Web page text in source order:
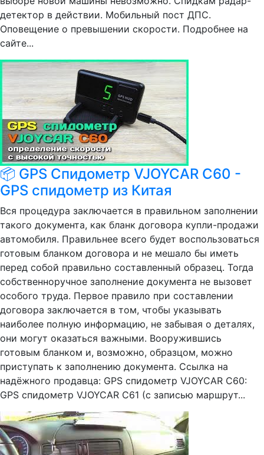
детектор в действии. Мобильный пост ДПС.
Оповещение о превышении скорости. Подробнее на
сайте...
📦 GPS Спидометр VJOYCAR C60 -
GPS спидометр из Китая
Вся процедура заключается в правильном заполнении
такого документа, как бланк договора купли-продажи
автомобиля. Правильнее всего будет воспользоваться
готовым бланком договора и не мешало бы иметь
перед собой правильно составленный образец. Тогда
собственноручное заполнение документа не вызовет
особого труда. Первое правило при составлении
договора заключается в том, чтобы указывать
наиболее полную информацию, не забывая о деталях,
они могут оказаться важными. Вооружившись
готовым бланком и, возможно, образцом, можно
приступать к заполнению документа. Ссылка на
надёжного продавца: GPS спидометр VJOYCAR C60:
GPS спидометр VJOYCAR C61 (с записью маршрут...